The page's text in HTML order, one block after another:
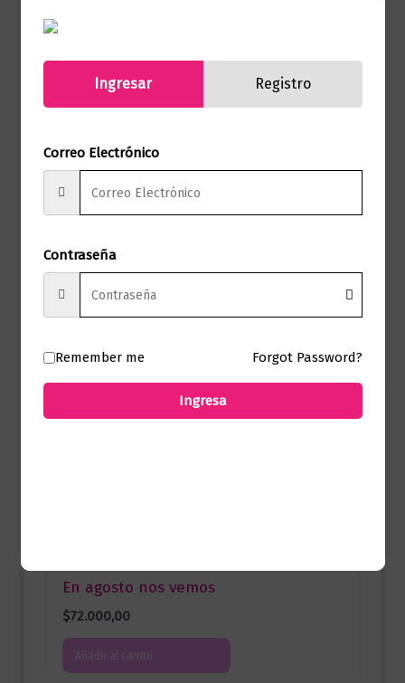
Sello Booket
Formato 13 X 20
Presentación
Solo los usuarios registrados que hayan
comprado este producto pueden hacer
En agosto nos vemos
$72.000,00
Añadir al carrito
Ingresar Registro
Correo Electrónico
Contraseña
Remember me Forgot Password?
Ingresa